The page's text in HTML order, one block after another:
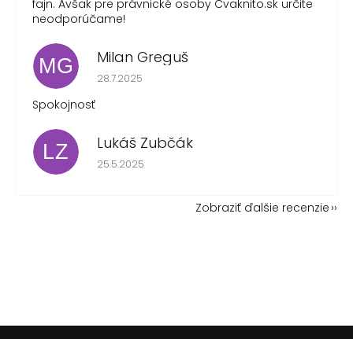
fajn. Avšak pre právnické osoby Cvaknito.sk určite
neodporúčame!
MG Milan Greguš
Hodnotenie obchodu je 5 z 5 hviezdičiek.
28.7.2025
Spokojnosť
LZ Lukáš Zubčák
Hodnotenie obchodu je 5 z 5 hviezdičiek.
25.5.2025
Zobraziť ďalšie recenzie